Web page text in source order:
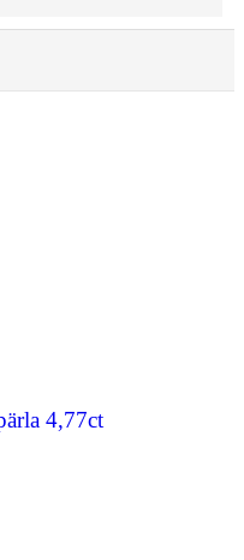
4,77ct